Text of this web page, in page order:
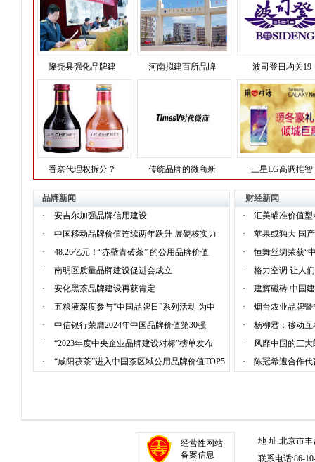
隆尧县强化品牌建 河南拟建百所品牌 波司登日均关19
香奈代理权拆分？ 传统品牌的微商新 三星LG高调推智
品牌新闻
·
安吉尔加强品牌信用建设
·
中国移动品牌价值连续两年跃升 展硬核实力
·
48.26亿元！“赤壁青砖茶” 的公用品牌价值
·
南明区质量品牌建设促进会成立
·
安化黑茶品牌建设再获肯定
·
五粮液深度参与“中国品牌日”系列活动 为中
·
中信银行荣膺2024年中国品牌价值第30强
·
“2023年度中央企业品牌建设对标”榜单发布
·
“咸阳茯茶”进入中国茶区域公用品牌价值TOP5
财经新闻
·
汇美瞄准价值
·
苹果或独大 国
·
恒舞丝绸荣获“
·
格力空调 让人
·
建辉磁砖 中国
·
烟台农业品牌
·
杨柳君：移动
·
风靡中国的三
·
陈冠希遭合作
经营性网站
备案信息
地 址:北京市
联系电话:86-